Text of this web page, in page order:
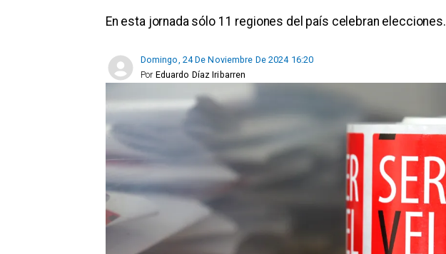
En esta jornada sólo 11 regiones del país celebran elecciones.
Domingo, 24 De Noviembre De 2024 16:20
Eduardo Díaz Iribarren
Por